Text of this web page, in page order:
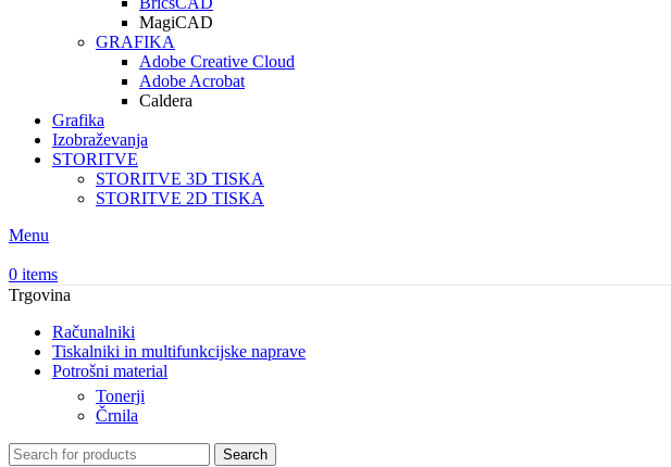
MagiCAD
GRAFIKA
Adobe Creative Cloud
Adobe Acrobat
Caldera
Grafika
Izobraževanja
STORITVE
STORITVE 3D TISKA
STORITVE 2D TISKA
Menu
0 items
Trgovina
Računalniki
Tiskalniki in multifunkcijske naprave
Potrošni material
Tonerji
Črnila
Search